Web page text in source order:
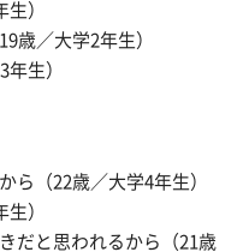
）
歳／大学2年生）
生）
ら（22歳／大学4年生）
）
だと思われるから（21歳